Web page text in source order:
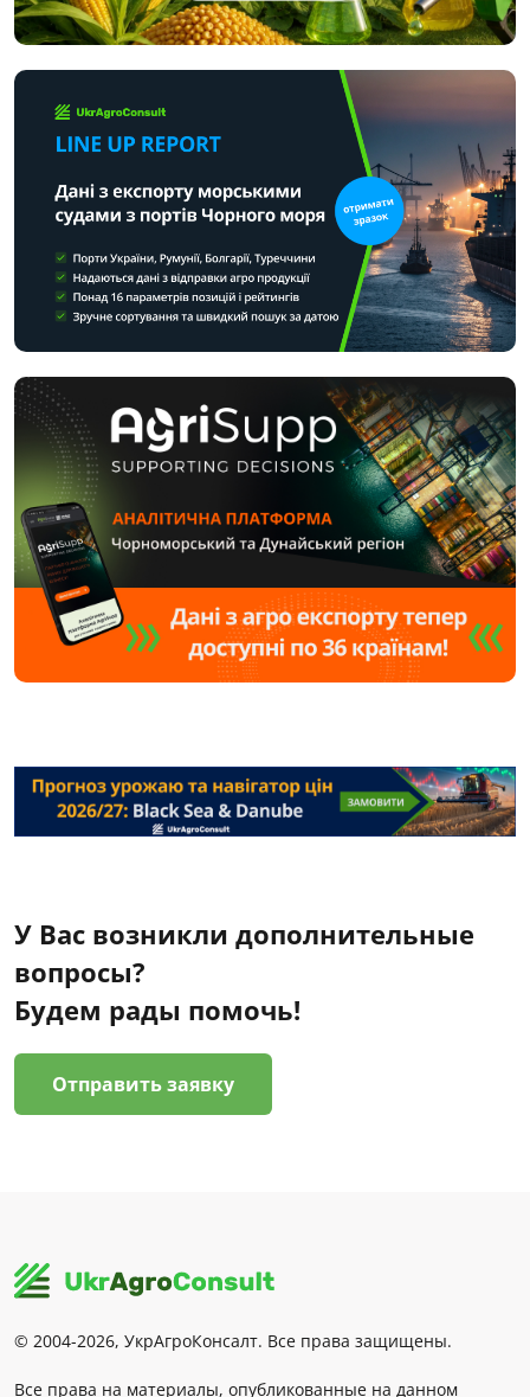
У Вас возникли дополнительные
вопросы?
Будем рады помочь!
Отправить заявку
© 2004-2026, УкрАгроКонсалт. Все права защищены.
Все права на материалы, опубликованные на данном